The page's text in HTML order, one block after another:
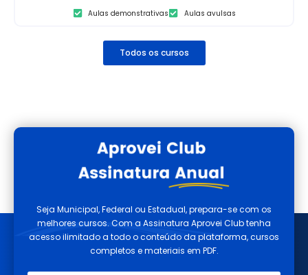
Aulas demonstrativas Aulas avulsas
Todos os cursos
Seja Municipal, Federal ou Estadual, prepara-se com os
melhores cursos. Com a Assinatura Aprovei Club tenha
acesso ilimitado a todo o conteúdo da plataforma, cursos
completos e materiais em PDF.